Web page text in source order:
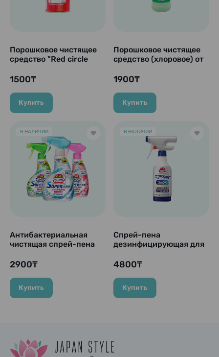
Порошковое чистящее
средство "Red circle
1500₸
Купить
Порошковое чистящее
средство (хлоровое) от
дезинфекции и
Foaming Cleanser", 400
гр.
1900₸
Купить
В НАЛИЧИИ
Антибактериальная
чистящая спрей-пена
Clean SUPER CLEAN",
2900₸
Купить
В НАЛИЧИИ
Cпрей-пена
дезинфицирующая для
Jet Disinfection EX" с
4800₸
Купить